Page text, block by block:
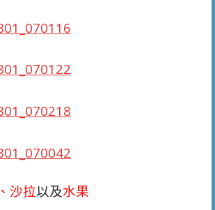
沙拉以及水果